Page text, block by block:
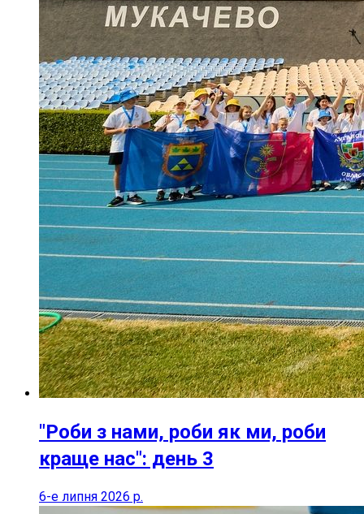
"Роби з нами, роби як ми, роби
краще нас": день 3
6-е липня 2026 р.